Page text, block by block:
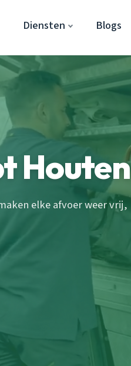
Diensten Blogs
Houten
elke afvoer weer vrij,